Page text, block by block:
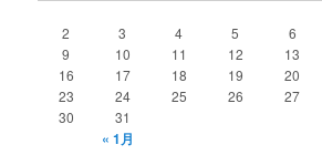
2
3 4 5 6
9
10 11 12 13
16
17 18 19 20
23
24 25 26 27
30
31
« 1月